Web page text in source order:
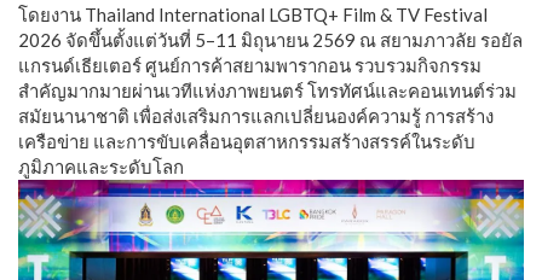
โดยงาน Thailand International LGBTQ+ Film & TV Festival
2026 จัดขึ้นตั้งแต่วันที่ 5–11 มิถุนายน 2569 ณ สยามภาวลัย รอยัล
แกรนด์เธียเตอร์ ศูนย์การค้าสยามพารากอน รวบรวมกิจกรรม
สำคัญมากมายผ่านเวทีแห่งภาพยนตร์ โทรทัศน์และคอนเทนต์ร่วม
สมัยนานาชาติ เพื่อส่งเสริมการแลกเปลี่ยนองค์ความรู้ การสร้าง
เครือข่าย และการขับเคลื่อนอุตสาหกรรมสร้างสรรค์ในระดับ
ภูมิภาคและระดับโลก